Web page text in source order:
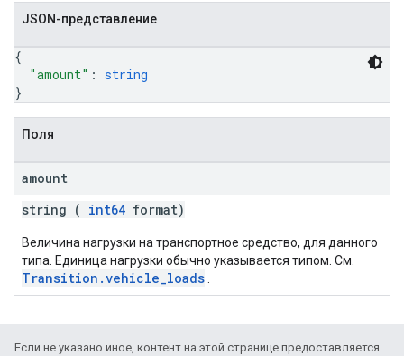
JSON-представление
{
"amount" : string
}
Поля
amount
string ( int64 format)
Величина нагрузки на транспортное средство, для данного
типа. Единица нагрузки обычно указывается типом. См.
Transition.vehicle_loads
Если не указано иное, контент на этой странице предоставляется